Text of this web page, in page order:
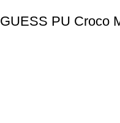
GUESS PU Croco